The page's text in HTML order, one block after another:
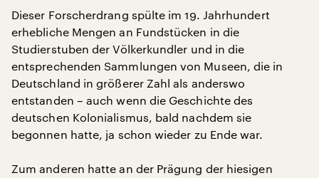
Dieser Forscherdrang spülte im 19. Jahrhundert
erhebliche Mengen an Fundstücken in die
Studierstuben der Völkerkundler und in die
entsprechenden Sammlungen von Museen, die in
Deutschland in größerer Zahl als anderswo
entstanden – auch wenn die Geschichte des
deutschen Kolonialismus, bald nachdem sie
begonnen hatte, ja schon wieder zu Ende war.
Zum anderen hatte an der Prägung der hiesigen